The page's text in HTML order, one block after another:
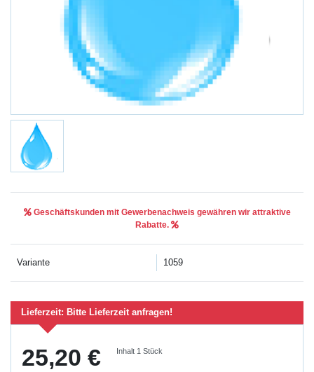
Geschäftskunden mit Gewerbenachweis gewähren wir attraktive
Rabatte.
Variante 1059
Lieferzeit: Bitte Lieferzeit anfragen!
25,20 € Inhalt1Stück